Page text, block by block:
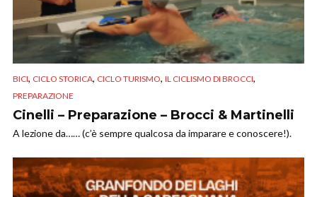
BICI, CICLO STORICA, CICLO TURISMO, IL CICLISMO DI BROCCI,
PREPARAZIONE
Cinelli – Preparazione – Brocci & Martinelli
A lezione da…… (c’è sempre qualcosa da imparare e conoscere!).